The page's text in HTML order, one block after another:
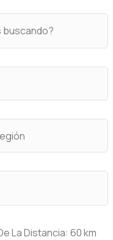
La Distancia: 60km